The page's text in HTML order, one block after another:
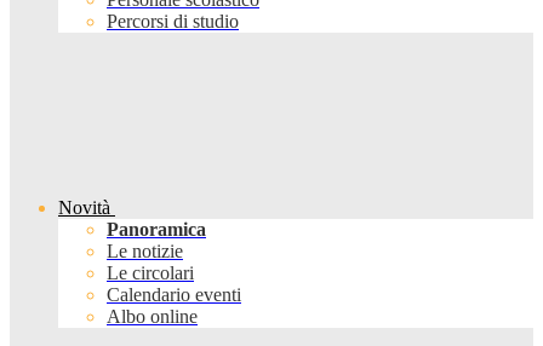
Percorsi di studio
Novità
Panoramica
Le notizie
Le circolari
Calendario eventi
Albo online